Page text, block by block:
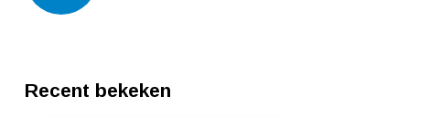
Recent bekeken